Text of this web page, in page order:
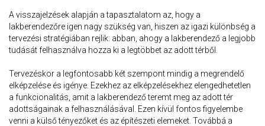
A visszajelzések alapján a tapasztalatom az, hogy a
lakberendezőre igen nagy szükség van, hiszen az igazi különbség a
tervezési stratégiában rejlik: abban, ahogy a lakberendező a legjobb
tudását felhasználva hozza ki a legtöbbet az adott térből.
Tervezéskor a legfontosabb két szempont mindig a megrendelő
elképzelése és igénye. Ezekhez az elképzelésekhez elengedhetetlen
a funkcionalitás, amit a lakberendező teremt meg az adott tér
adottságainak a felhasználásával. Ezen kívül fontos figyelembe
venni a külső tényezőket és az építészeti elemeket. Továbbá a